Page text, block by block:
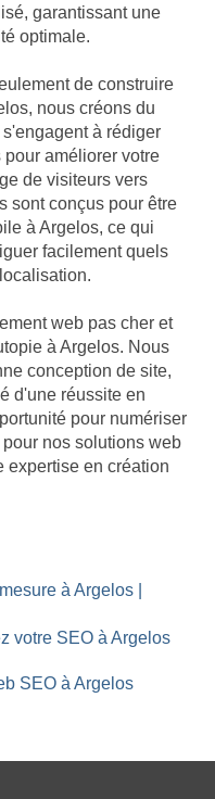
garantissant une
optimale.
de construire
nous créons du
à rédiger
améliorer votre
de visiteurs vers
sont conçus pour être
à Argelos, ce qui
facilement quels
web pas cher et
à Argelos. Nous
conception de site,
d'une réussite en
pour numériser
nos solutions web
expertise en création
à Argelos |
votre SEO à Argelos
SEO à Argelos